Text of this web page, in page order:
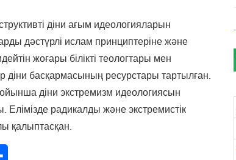
діни ағым идеологияларын
дәстүрлі ислам принциптеріне және
жоғары білікті теологтары мен
діни басқармасының ресурстары тартылған.
діни экстремизм идеологиясын
радикалды және экстремистік
қалыптасқан.